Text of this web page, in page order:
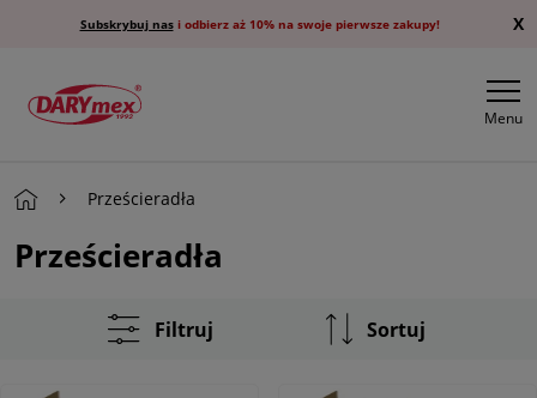
Subskrybuj nasi odbierz aż 10% na swoje pierwsze zakupy! X
Menu
Prześcieradła
Prześcieradła
Filtruj Sortuj